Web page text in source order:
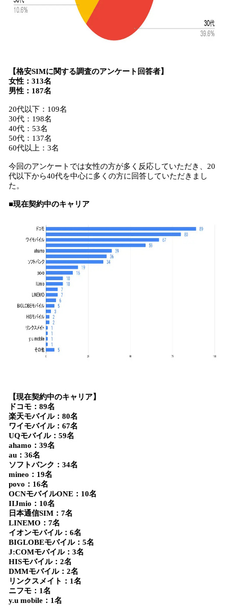
【格安SIMに関する調査のアンケート回答者】
女性：313名
男性：187名
20代以下：109名
30代：198名
40代：53名
50代：137名
60代以上：3名
今回のアンケートでは女性の方が多く反応していただき、20
代以下から40代を中心に多くの方に回答していただきまし
た。
■現在契約中のキャリア
【現在契約中のキャリア】
ドコモ：89名
楽天モバイル：80名
ワイモバイル：67名
UQモバイル：59名
ahamo：39名
au：36名
ソフトバンク：34名
mineo：19名
povo：16名
OCNモバイルONE：10名
IIJmio：10名
日本通信SIM：7名
LINEMO：7名
イオンモバイル：6名
BIGLOBEモバイル：5名
J:COMモバイル：3名
HISモバイル：2名
DMMモバイル：2名
リンクスメイト：1名
ニフモ：1名
y.u mobile：1名